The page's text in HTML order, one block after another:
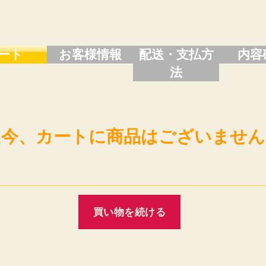
ト お客様情報
配送・支払方
法
内容
、カートに商品はございませ